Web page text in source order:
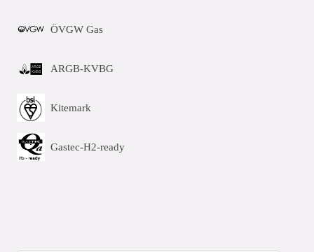
ÖVGW Gas
ARGB-KVBG
Kitemark
Gastec-H2-ready